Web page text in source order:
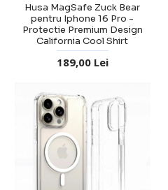
Husa MagSafe Zuck Bear
pentru Iphone 16 Pro -
Protectie Premium Design
California Cool Shirt
189,00 Lei